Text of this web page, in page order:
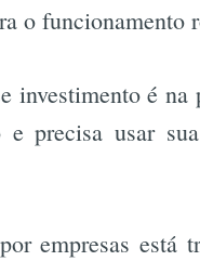
o funcionamento
investimento é
precisa usar
empresas está